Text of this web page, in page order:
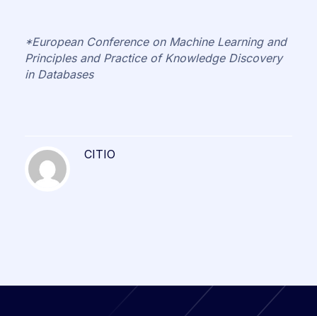
*European Conference on Machine Learning and
Principles and Practice of Knowledge Discovery
in Databases
CITIO